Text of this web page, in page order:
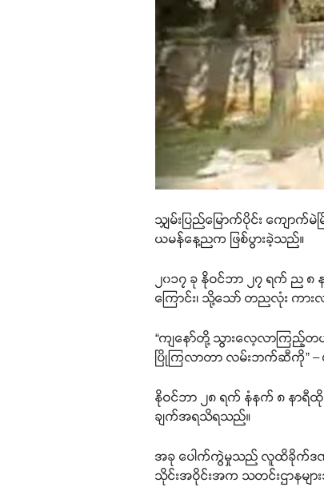
သျှမ်းပြည်မြောက်ပိုင်း ကျောက်
ယမန်နေ့ညက ဖြစ်ပွားခဲ့သည်။
၂၀၁၇ ခု နိုဝင်ဘာ ၂၇ ရက် ည ၈
ကြောင်း၊ သို့သော် တညလုံး ကား
“ကျနော်တို့ သွားလေ့လာကြည့်
ပြိုကြလာတာ လမ်းဘက်ဆီကို” –
နိုဝင်ဘာ ၂၈ ရက် နံနက် ၈ နာရီထိုး
ချက်အရသိရသည်။
အခု ပေါက်ကွဲမှုသည် လူထိခိုက်ဒဏ်ရာ
သိုင်းအဝိုင်းအက သတင်းဌာနမျာ